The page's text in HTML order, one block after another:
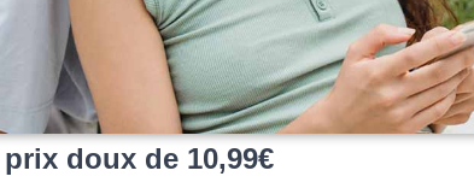
doux de 10,99€